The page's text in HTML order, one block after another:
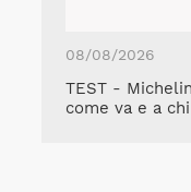
08/08/2026
TEST -
come va e a